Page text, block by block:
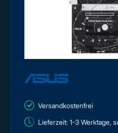
Versandkostenfrei
Lieferzeit: 1-3 Werktage,